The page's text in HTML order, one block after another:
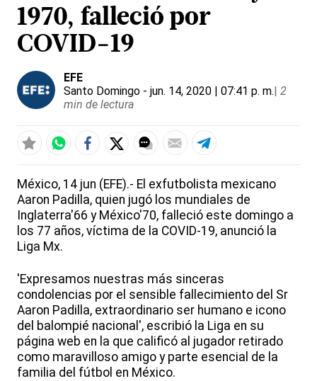
1970, falleció por
COVID-19
EFE
Santo Domingo - jun. 14, 2020 | 07:41 p. m.| 2
min de lectura
México, 14 jun (EFE).- El exfutbolista mexicano
Aaron Padilla, quien jugó los mundiales de
Inglaterra'66 y México'70, falleció este domingo a
los 77 años, víctima de la COVID-19, anunció la
Liga Mx.
'Expresamos nuestras más sinceras
condolencias por el sensible fallecimiento del Sr
Aaron Padilla, extraordinario ser humano e icono
del balompié nacional', escribió la Liga en su
página web en la que calificó al jugador retirado
como maravilloso amigo y parte esencial de la
familia del fútbol en México.